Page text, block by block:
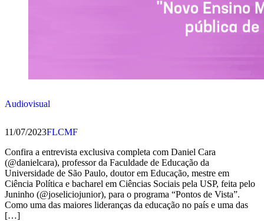
Audiovisual
11/07/2023FLCMF
Confira a entrevista exclusiva completa com Daniel Cara
(@danielcara), professor da Faculdade de Educação da
Universidade de São Paulo, doutor em Educação, mestre em
Ciência Política e bacharel em Ciências Sociais pela USP, feita pelo
Juninho (@joseliciojunior), para o programa “Pontos de Vista”.
Como uma das maiores lideranças da educação no país e uma das
[…]